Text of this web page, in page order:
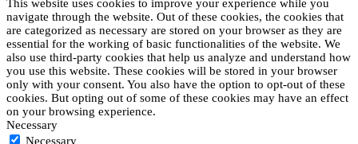
This website uses cookies to improve your experience while you
navigate through the website. Out of these cookies, the cookies that
are categorized as necessary are stored on your browser as they are
essential for the working of basic functionalities of the website. We
also use third-party cookies that help us analyze and understand how
you use this website. These cookies will be stored in your browser
only with your consent. You also have the option to opt-out of these
cookies. But opting out of some of these cookies may have an effect
on your browsing experience.
Necessary
Necessary